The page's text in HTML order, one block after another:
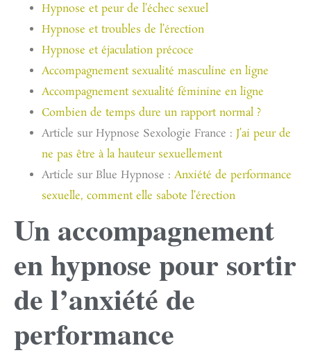
Hypnose et peur de l’échec sexuel
Hypnose et troubles de l’érection
Hypnose et éjaculation précoce
Accompagnement sexualité masculine en ligne
Accompagnement sexualité féminine en ligne
Combien de temps dure un rapport normal ?
Article sur Hypnose Sexologie France : J’ai peur de
ne pas être à la hauteur sexuellement
Article sur Blue Hypnose : Anxiété de performance
sexuelle, comment elle sabote l’érection
Un accompagnement
en hypnose pour sortir
de l’anxiété de
performance